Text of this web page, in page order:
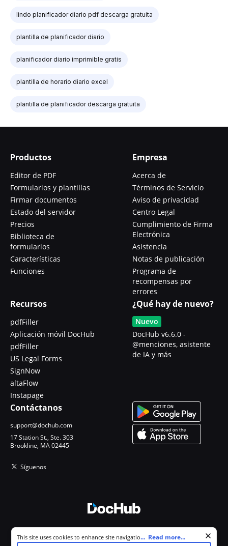
lindo planificador diario pdf descarga gratuita
plantilla de planificador diario
planificador diario imprimible gratis
plantilla de horario diario excel
plantilla de planificador descarga gratuita
Productos
Editor de PDF
Formularios y plantillas
Firmar documentos
Estado del servidor
Precios
Biblioteca de
formularios
Características
Funciones
Empresa
Acerca de
Términos de Servicio
Aviso de privacidad
Centro Legal
Cumplimiento de Firma
Electrónica
Asistencia
Notas de publicación
Programa de
recompensas por
errores
Recursos
pdfFiller
Aplicación móvil DocHub
pdfFiller
US Legal Forms
SignNow
altaFlow
Instapage
¿Qué hay de nuevo?
Nuevo
DocHub v6.6.0 -
@menciones, asistente
de IA y más
Contáctanos
support@dochub.com
17 Station St., Ste. 303
Brookline, MA 02445
Síguenos
Todos los derechos reservados.
Cookie consent notice
This site uses cookies to enhance site navigation and personalize
... Read more...